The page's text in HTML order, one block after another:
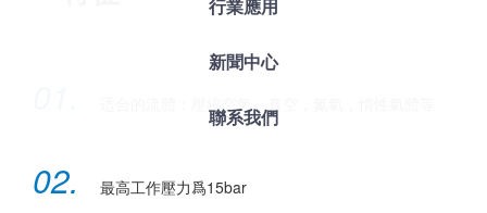
行業應用
新聞中心
聯系我們
02. 最高工作壓力爲15bar